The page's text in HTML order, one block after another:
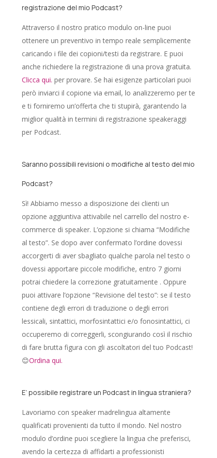
registrazione del mio Podcast?
Attraverso il nostro pratico modulo on-line puoi
ottenere un preventivo in tempo reale semplicemente
caricando i file dei copioni/testi da registrare. E puoi
anche richiedere la registrazione di una prova gratuita.
Clicca qui. per provare. Se hai esigenze particolari puoi
però inviarci il copione via email, lo analizzeremo per te
e ti forniremo un’offerta che ti stupirà, garantendo la
miglior qualità in termini di registrazione speakeraggi
per Podcast.
Saranno possibili revisioni o modifiche al testo del mio
Podcast?
Sì! Abbiamo messo a disposizione dei clienti un
opzione aggiuntiva attivabile nel carrello del nostro e-
commerce di speaker. L’opzione si chiama “Modifiche
al testo”. Se dopo aver confermato l’ordine dovessi
accorgerti di aver sbagliato qualche parola nel testo o
dovessi apportare piccole modifiche, entro 7 giorni
potrai chiedere la correzione gratuitamente . Oppure
puoi attivare l’opzione “Revisione del testo”: se il testo
contiene degli errori di traduzione o degli errori
lessicali, sintattici, morfosintattici e/o fonosintattici, ci
occuperemo di correggerli, scongiurando così il rischio
di fare brutta figura con gli ascoltatori del tuo Podcast!
😊Ordina qui.
E’ possibile registrare un Podcast in lingua straniera?
Lavoriamo con speaker madrelingua altamente
qualificati provenienti da tutto il mondo. Nel nostro
modulo d’ordine puoi scegliere la lingua che preferisci,
avendo la certezza di affidarti a professionisti